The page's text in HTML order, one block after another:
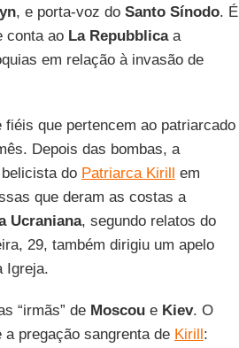
, e porta-voz do Santo Sínodo. É
conta ao La Repubblicaa
em relação à invasão de
que pertencem ao patriarcado
Depois das bombas, a
do Patriarca Kirill em
que deram as costas a
Ucraniana, segundo relatos do
29, também dirigiu um apelo
Igreja.
“irmãs” de Moscoue Kiev. O
pregação sangrenta de Kirill: